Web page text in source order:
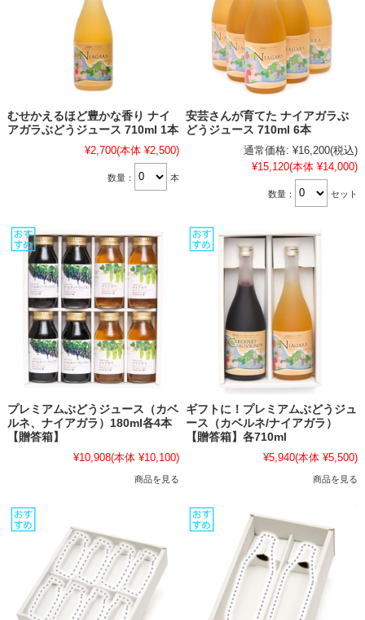
むせかえるほど豊かな香り ナイ
アガラぶどうジュース 710ml 1本
¥2,700(本体 ¥2,500)
数量： 本
安芸さんが育てた ナイアガラぶ
どうジュース 710ml 6本
通常価格: ¥16,200(税込)
¥15,120(本体 ¥14,000)
数量： セット
プレミアムぶどうジュース（カベ
ルネ、ナイアガラ）180ml各4本
【贈答箱】
¥10,908(本体 ¥10,100)
商品を見る
ギフトに！プレミアムぶどうジュ
ース（カベルネ/ナイアガラ）
【贈答箱】各710ml
¥5,940(本体 ¥5,500)
商品を見る